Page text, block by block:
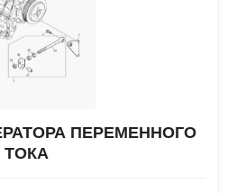
ПЕРЕМЕННОГО
ТОКА